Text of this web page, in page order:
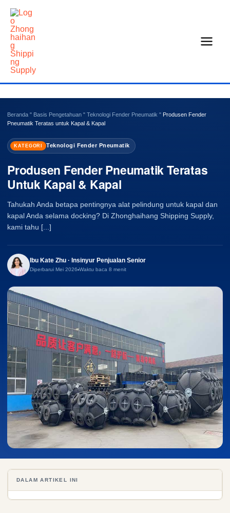
Loncat
konten
Beranda " Basis Pengetahuan " Teknologi Fender Pneumatik " Produsen Fender
Pneumatik Teratas untuk Kapal & Kapal
KATEGORI Teknologi Fender Pneumatik
Produsen Fender Pneumatik Teratas
Untuk Kapal & Kapal
Tahukah Anda betapa pentingnya alat pelindung untuk kapal dan
kapal Anda selama docking? Di Zhonghaihang Shipping Supply,
kami tahu [...]
Ibu Kate Zhu · Insinyur Penjualan Senior
Diperbarui Mei 2026 Waktu baca 8 menit
DALAM ARTIKEL INI